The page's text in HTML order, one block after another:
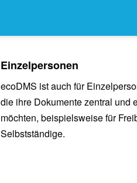
Einzelpersonen
ecoDMS ist auch für
die ihre Dokumente zentral und
möchten, beispielsweise für
Selbstständige.